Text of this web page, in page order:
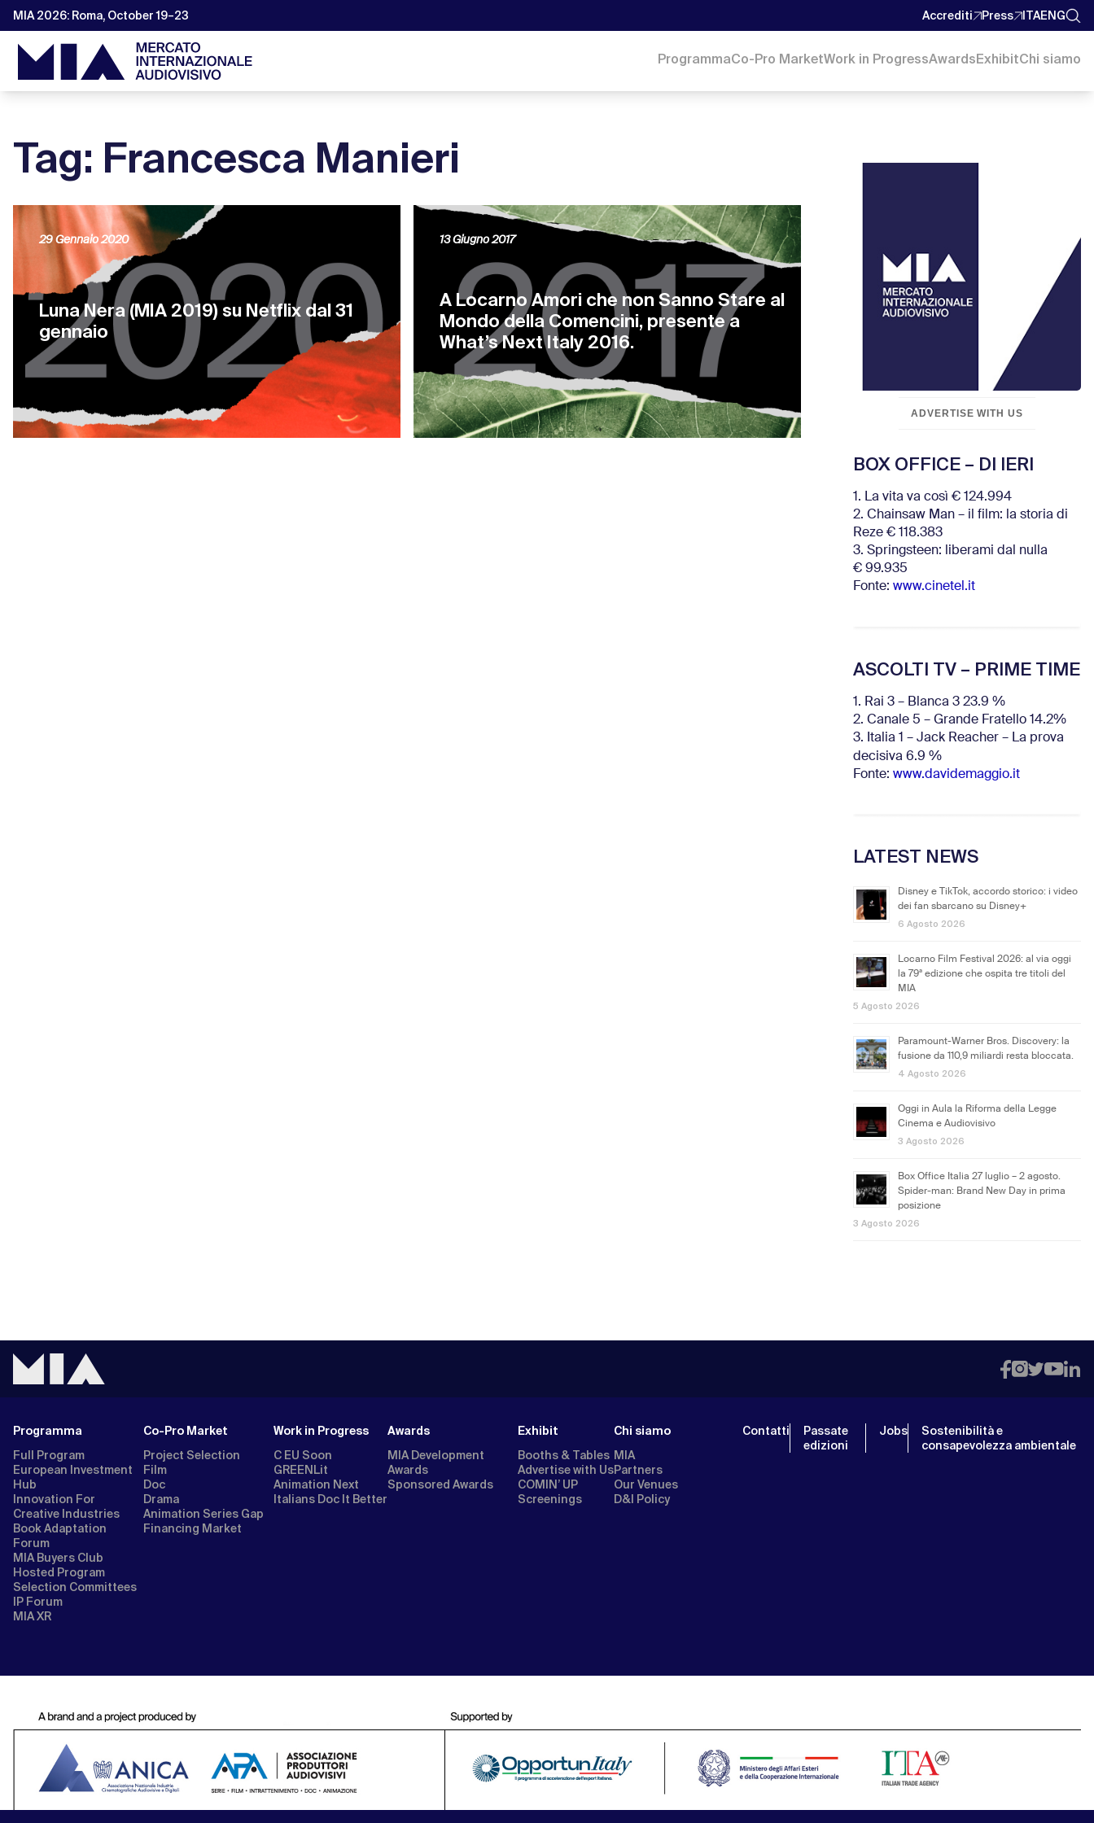
MIA 2026: Roma, October 19–23 Accrediti Press ITAENG
ProgrammaCo-Pro MarketWork in ProgressAwardsExhibitChi siamo
Tag: Francesca Manieri
Luna Nera (MIA 2019) su Netflix dal 31
gennaio
29 Gennaio 2020
A Locarno Amori che non Sanno Stare al
Mondo della Comencini, presente a
What’s Next Italy 2016.
13 Giugno 2017
ADVERTISE WITH US
BOX OFFICE – DI IERI
1. La vita va così € 124.994
2. Chainsaw Man – il film: la storia di
Reze € 118.383
3. Springsteen: liberami dal nulla
€ 99.935
Fonte: www.cinetel.it
ASCOLTI TV – PRIME TIME
1. Rai 3 – Blanca 3 23.9 %
2. Canale 5 – Grande Fratello 14.2%
3. Italia 1 – Jack Reacher – La prova
decisiva 6.9 %
Fonte: www.davidemaggio.it
LATEST NEWS
Disney e TikTok, accordo storico: i video
dei fan sbarcano su Disney+
6 Agosto 2026
Locarno Film Festival 2026: al via oggi
la 79ª edizione che ospita tre titoli del
MIA
5 Agosto 2026
Paramount-Warner Bros. Discovery: la
fusione da 110,9 miliardi resta bloccata.
4 Agosto 2026
Oggi in Aula la Riforma della Legge
Cinema e Audiovisivo
3 Agosto 2026
Box Office Italia 27 luglio – 2 agosto.
Spider-man: Brand New Day in prima
posizione
3 Agosto 2026
Programma
Full Program
European Investment
Hub
Innovation For
Creative Industries
Book Adaptation
Forum
MIA Buyers Club
Hosted Program
Selection Committees
IP Forum
MIA XR
Co-Pro Market
Project Selection
Film
Doc
Drama
Animation Series Gap
Financing Market
Work in Progress
C EU Soon
GREENLit
Animation Next
Italians Doc It Better
Awards
MIA Development
Awards
Sponsored Awards
Exhibit
Booths & Tables
Advertise with Us
COMIN’ UP
Screenings
Chi siamo
MIA
Partners
Our Venues
D&I Policy
Contatti
Passate
edizioni
Jobs
Sostenibilità e
consapevolezza ambientale